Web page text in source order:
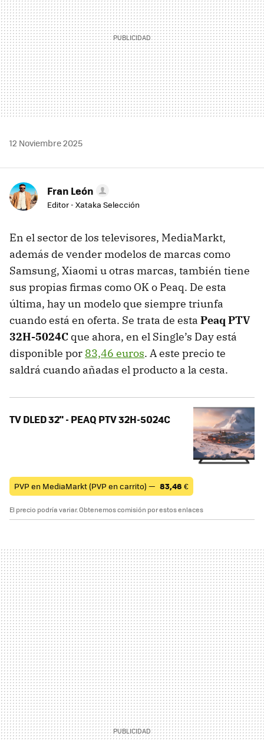
12 Noviembre 2025
Fran León
Editor - Xataka Selección
En el sector de los televisores, MediaMarkt,
además de vender modelos de marcas como
Samsung, Xiaomi u otras marcas, también tiene
sus propias firmas como OK o Peaq. De esta
última, hay un modelo que siempre triunfa
cuando está en oferta. Se trata de esta Peaq PTV
32H-5024C que ahora, en el Single’s Day está
disponible por 83,46 euros. A este precio te
saldrá cuando añadas el producto a la cesta.
TV DLED 32" - PEAQ PTV 32H-5024C
PVP en MediaMarkt (PVP en carrito) — 83,46 €
El precio podría variar. Obtenemos comisión por estos enlaces